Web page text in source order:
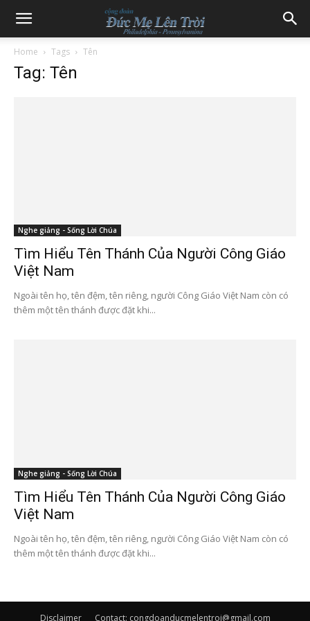
Home Tags Tên
Tag: Tên
Nghe giảng - Sống Lời Chúa
Tìm Hiểu Tên Thánh Của Người Công Giáo
Việt Nam
Ngoài tên họ, tên đệm, tên riêng, người Công Giáo Việt Nam còn có
thêm một tên thánh được đặt khi...
Nghe giảng - Sống Lời Chúa
Tìm Hiểu Tên Thánh Của Người Công Giáo
Việt Nam
Ngoài tên họ, tên đệm, tên riêng, người Công Giáo Việt Nam còn có
thêm một tên thánh được đặt khi...
Disclaimer Contact: congdoanducmelentroi@gmail.com